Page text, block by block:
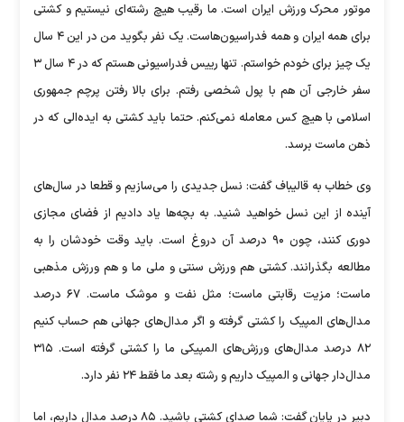
موتور محرک ورزش ایران است. ما رقیب هیچ رشته‌ای نیستیم و کشتی
برای همه ایران و همه فدراسیون‌هاست. یک نفر بگوید من در این ۴ سال
یک چیز برای خودم خواستم. تنها رییس فدراسیونی هستم که در ۴ سال ۳
سفر خارجی آن هم با پول شخصی رفتم. برای بالا رفتن پرچم جمهوری
اسلامی با هیچ کس معامله نمی‌کنم. حتما باید کشتی به ایده‌الی که در
ذهن ماست برسد.
وی خطاب به قالیباف گفت: نسل جدیدی را می‌سازیم و قطعا در سال‌های
آینده از این نسل خواهید شنید. به بچه‌ها یاد دادیم از فضای مجازی
دوری کنند، چون ۹۰ درصد آن دروغ است. باید وقت خودشان را به
مطالعه بگذرانند. کشتی هم ورزش سنتی و ملی ما و هم ورزش مذهبی
ماست؛ مزیت رقابتی ماست؛ مثل نفت و موشک ماست. ۶۷ درصد
مدال‌های المپیک را کشتی گرفته و اگر مدال‌های جهانی هم حساب کنیم
۸۲ درصد مدال‌های ورزش‌های المپیکی ما را کشتی گرفته است. ۳۱۵
مدال‌دار جهانی و المپیک داریم و رشته بعد ما فقط ۲۴ نفر دارد.
دبیر در پایان گفت: شما صدای کشتی باشید. ۸۵ درصد مدال داریم، اما